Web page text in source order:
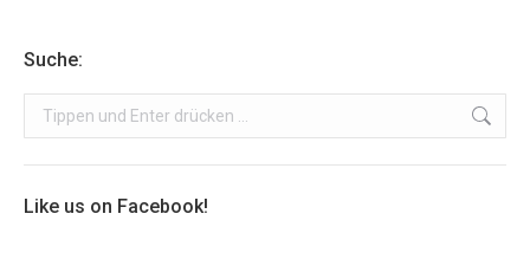
Suche:
Search:
Like us on Facebook!